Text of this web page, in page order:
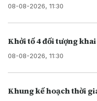
08-08-2026, 11:30
Khởi tố 4 đối tượng
08-08-2026, 11:30
Khung kế hoạch thời